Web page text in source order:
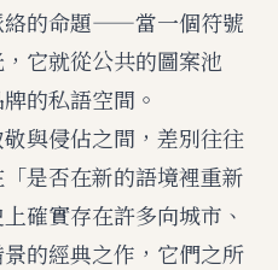
絡的命題——當一個符號
它就從公共的圖案池
的私語空間。
與侵佔之間，差別往往
是否在新的語境裡重新
確實存在許多向城市、
的經典之作，它們之所